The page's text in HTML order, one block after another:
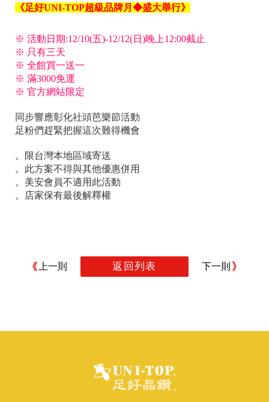
《足好UNI-TOP超級品牌月◆盛大舉行》
※ 活動日期:12/10(五)-12/12(日)晚上12:00截止
※ 只有三天
※ 全館買一送一
※ 滿3000免運
※ 官方網站限定
同步響應彰化社頭芭樂節活動
足粉們趕緊把握這次難得機會
。限台灣本地區域寄送
。此方案不得與其他優惠併用
。美安會員不適用此活動
。店家保有最後解釋權
上一則 返回列表 下一則